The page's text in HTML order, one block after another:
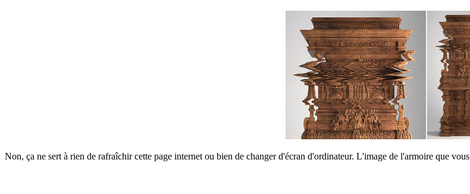
Non, ça ne sert à rien de rafraîchir cette page internet ou bien de changer d'écran d'ordinateur. L'image de l'armoire que